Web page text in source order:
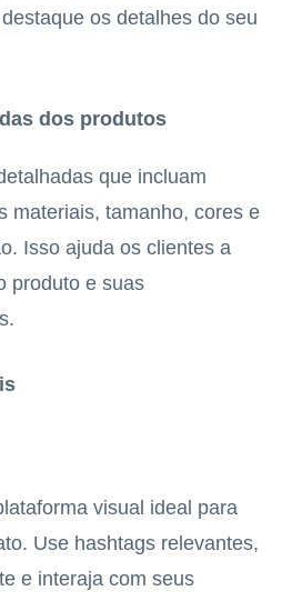
os detalhes do seu
dos produtos
que incluam
materiais, tamanho, cores e
Isso ajuda os clientes a
produto e suas
visual ideal para
Use hashtags relevantes,
e interaja com seus